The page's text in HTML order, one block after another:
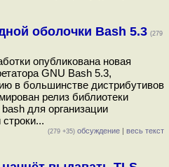
оболочки Bash 5.3 (279
опубликована новая
GNU Bash 5.3,
в большинстве дистрибутивов
релиз библиотеки
для организации
(279 +35) обсуждение | весь текст